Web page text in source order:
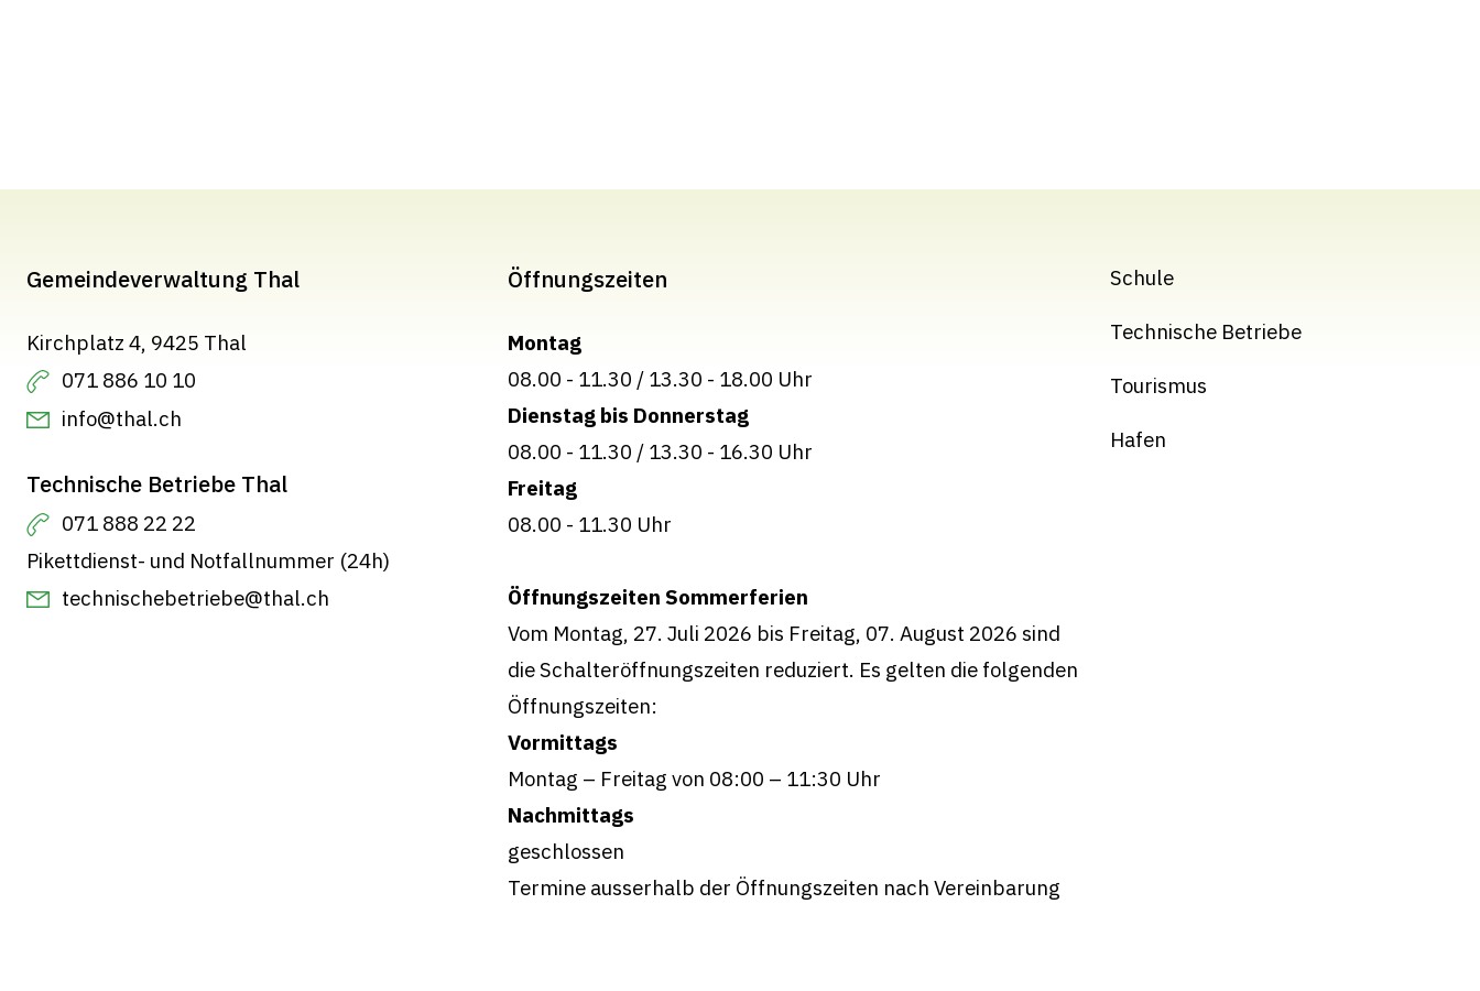
Gemeindeverwaltung Thal
Kirchplatz 4, 9425 Thal
071 886 10 10
info@thal.ch
Technische Betriebe Thal
071 888 22 22
Pikettdienst- und Notfallnummer (24h)
technischebetriebe@thal.ch
Öffnungszeiten
Montag
08.00 - 11.30 / 13.30 - 18.00 Uhr
Dienstag bis Donnerstag
08.00 - 11.30 / 13.30 - 16.30 Uhr
Freitag
08.00 - 11.30 Uhr
Öffnungszeiten Sommerferien
Vom Montag, 27. Juli 2026 bis Freitag, 07. August 2026 sind
die Schalteröffnungszeiten reduziert. Es gelten die folgenden
Öffnungszeiten:
Vormittags
Montag – Freitag von 08:00 – 11:30 Uhr
Nachmittags
geschlossen
Termine ausserhalb der Öffnungszeiten nach Vereinbarung
Schule
Technische Betriebe
Tourismus
Hafen